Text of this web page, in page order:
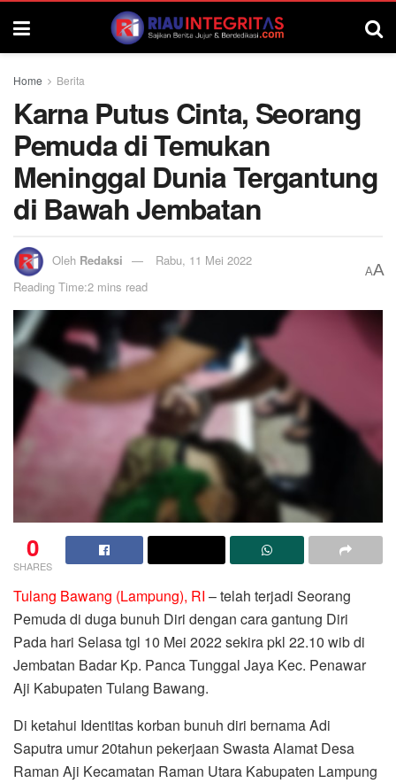
Home Berita
Karna Putus Cinta, Seorang
Pemuda di Temukan
Meninggal Dunia Tergantung
di Bawah Jembatan
Oleh Redaksi
Rabu, 11 Mei 2022
Reading Time:2 mins read
AA
0
SHARES
Tulang Bawang (Lampung), RI – telah terjadi Seorang
Pemuda di duga bunuh Diri dengan cara gantung Diri
Pada hari Selasa tgl 10 Mei 2022 sekira pkl 22.10 wib di
Jembatan Badar Kp. Panca Tunggal Jaya Kec. Penawar
Aji Kabupaten Tulang Bawang.
Di ketahui Identitas korban bunuh diri bernama Adi
Saputra umur 20tahun pekerjaan Swasta Alamat Desa
Raman Aji Kecamatan Raman Utara Kabupaten Lampung